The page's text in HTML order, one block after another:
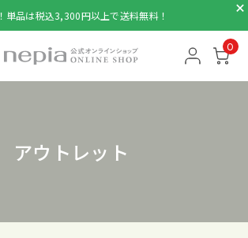
単品は税込3,300円以上で送料無料！
0
アウトレット